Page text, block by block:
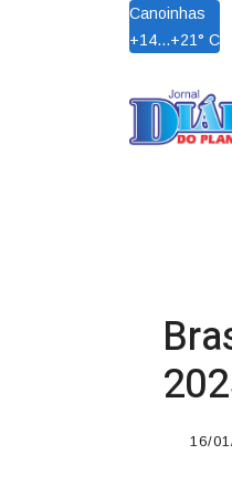
Canoinhas
+14...+21° C
16/